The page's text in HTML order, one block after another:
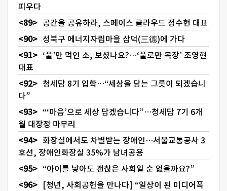
피우다
공간을 공유하라, 스페이스 클라우드 정수현 대표
성북구 에너지자립마을 삼덕(三德)에 가다
‘풀’만 먹인 소, 보셨나요?…‘풀로만 목장’ 조영현
대표
청세담 8기 입학…“세상을 담는 그릇이 되겠습니
다”
“‘마음’으로 세상 담겠습니다”…청세담 7기 6개
월 대장정 마무리
화장실에서도 차별받는 장애인…서울교통공사 3
호선, 장애인화장실 35%가 남녀공용
“아이를 낳아도 괜찮은 사회일 순 없을까요?”
[청년, 사회공헌을 만나다] “일상이 된 미디어폭